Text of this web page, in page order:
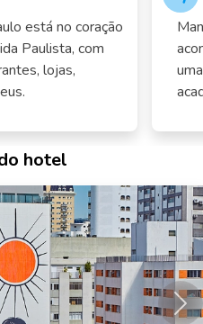
está no coração
Paulista, com
lojas,
hotel